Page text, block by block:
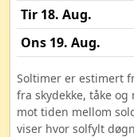
Tir 18. Aug.
Ons 19. Aug.
Soltimer er estimert
fra skydekke, tåke
mot tiden mellom
viser hvor solfylt